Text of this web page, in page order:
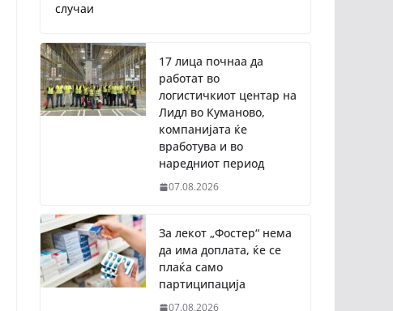
случаи
17 лица почнаа да
работат во
логистичкиот центар на
Лидл во Куманово,
компанијата ќе
вработува и во
наредниот период
07.08.2026
За лекот „Фостер“ нема
да има доплата, ќе се
плаќа само
партиципација
07.08.2026